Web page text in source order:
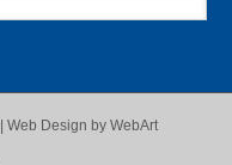
Web Design by WebArt